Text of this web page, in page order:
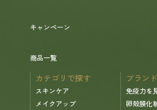
キャンペーン
商品一覧
カテゴリで探す
スキンケア
メイクアップ
ブラン
免疫力を
卵殻膜化